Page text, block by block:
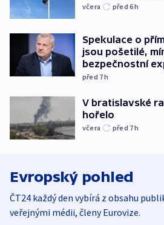
včera před 6h
Spekulace o
jsou pošetilé,
bezpečnostní
před 7h
V bratislavské
hořelo
včera před 7h
Evropský pohled
ČT24 každý den vybírá z obsahu
veřejnými médii, členy Eurovize.